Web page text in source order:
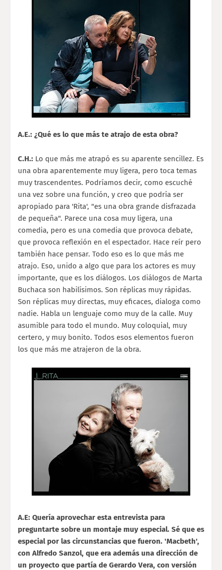
A.E.: ¿Qué es lo que más te atrajo de esta obra?
C.H.: Lo que más me atrapó es su aparente sencillez. Es
una obra aparentemente muy ligera, pero toca temas
muy trascendentes. Podríamos decir, como escuché
una vez sobre una función, y creo que podría ser
apropiado para 'Rita', "es una obra grande disfrazada
de pequeña". Parece una cosa muy ligera, una
comedia, pero es una comedia que provoca debate,
que provoca reflexión en el espectador. Hace reír pero
también hace pensar. Todo eso es lo que más me
atrajo. Eso, unido a algo que para los actores es muy
importante, que es los diálogos. Los diálogos de Marta
Buchaca son habilísimos. Son réplicas muy rápidas.
Son réplicas muy directas, muy eficaces, dialoga como
nadie. Habla un lenguaje como muy de la calle. Muy
asumible para todo el mundo. Muy coloquial, muy
certero, y muy bonito. Todos esos elementos fueron
los que más me atrajeron de la obra.
A.E: Quería aprovechar esta entrevista para
preguntarte sobre un montaje muy especial. Sé que es
especial por las circunstancias que fueron. 'Macbeth',
con Alfredo Sanzol, que era además una dirección de
un proyecto que partía de Gerardo Vera, con versión